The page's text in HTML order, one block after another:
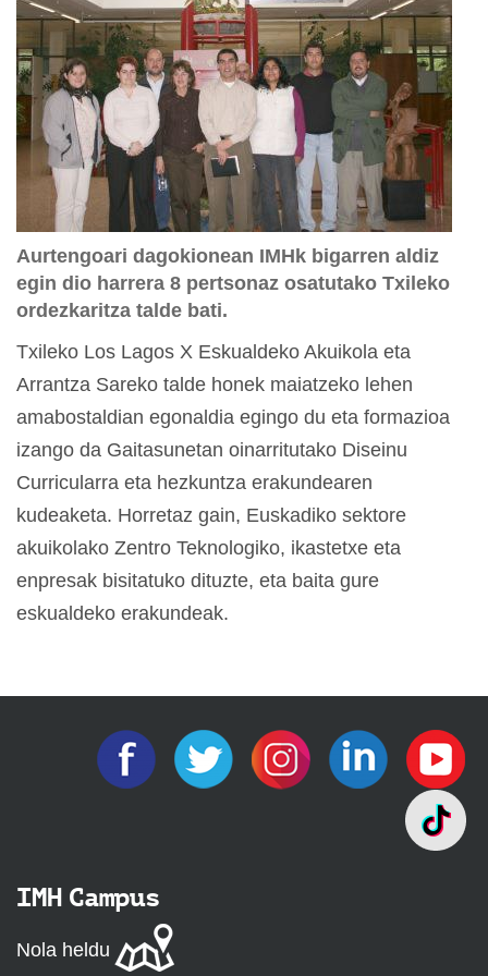
Aurtengoari dagokionean IMHk bigarren aldiz
egin dio harrera 8 pertsonaz osatutako Txileko
ordezkaritza talde bati.
Txileko Los Lagos X Eskualdeko Akuikola eta
Arrantza Sareko talde honek maiatzeko lehen
amabostaldian egonaldia egingo du eta formazioa
izango da Gaitasunetan oinarritutako Diseinu
Curricularra eta hezkuntza erakundearen
kudeaketa. Horretaz gain, Euskadiko sektore
akuikolako Zentro Teknologiko, ikastetxe eta
enpresak bisitatuko dituzte, eta baita gure
eskualdeko erakundeak.
IMH Campus
Nola heldu